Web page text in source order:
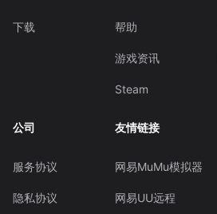
下载 帮助
游戏资讯
Steam
公司
服务协议
隐私协议
友情链接
网易MuMu模拟器
网易UU远程